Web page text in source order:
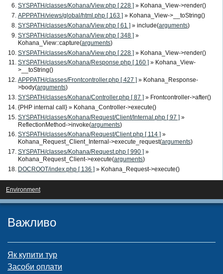
SYSPATH/classes/Kohana/View.php [ 228 ] » Kohana_View->render()
APPPATH/views/global/html.php [ 163 ] » Kohana_View->__toString()
SYSPATH/classes/Kohana/View.php [ 61 ] » include(arguments)
SYSPATH/classes/Kohana/View.php [ 348 ] »
Kohana_View::capture(arguments)
SYSPATH/classes/Kohana/View.php [ 228 ] » Kohana_View->render()
SYSPATH/classes/Kohana/Response.php [ 160 ] » Kohana_View-
>__toString()
APPPATH/classes/Frontcontroller.php [ 427 ] » Kohana_Response-
>body(arguments)
SYSPATH/classes/Kohana/Controller.php [ 87 ] » Frontcontroller->after()
{PHP internal call} » Kohana_Controller->execute()
SYSPATH/classes/Kohana/Request/Client/Internal.php [ 97 ] »
ReflectionMethod->invoke(arguments)
SYSPATH/classes/Kohana/Request/Client.php [ 114 ] »
Kohana_Request_Client_Internal->execute_request(arguments)
SYSPATH/classes/Kohana/Request.php [ 990 ] »
Kohana_Request_Client->execute(arguments)
DOCROOT/index.php [ 136 ] » Kohana_Request->execute()
Environment
Важливо
Як купити тур
Засоби оплати